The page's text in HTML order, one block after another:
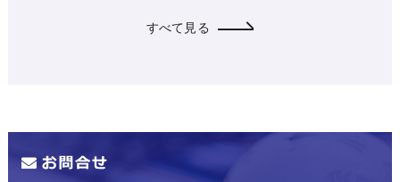
すべて見る